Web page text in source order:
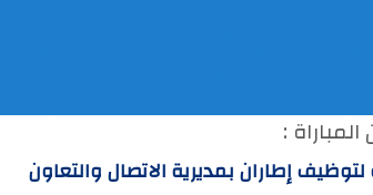
:
لتوظيف إطاران بمديرية الاتصال والتعاون